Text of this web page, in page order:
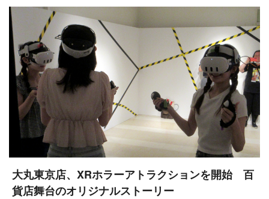
大丸東京店、XRホラーアトラクションを開始 百
貨店舞台のオリジナルストーリー